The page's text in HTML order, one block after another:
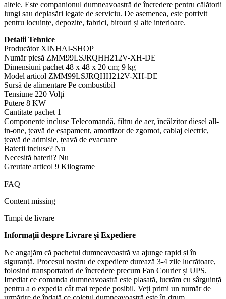
altele. Este companionul dumneavoastră de încredere pentru călătorii
lungi sau deplasări legate de serviciu. De asemenea, este potrivit
pentru locuințe, depozite, fabrici, birouri și alte interioare.
Detalii Tehnice
Producător ‎XINHAI-SHOP
Număr piesă ‎ZMM99LSJRQHH212V-XH-DE
Dimensiuni pachet ‎48 x 48 x 20 cm; 9 kg
Model articol ‎ZMM99LSJRQHH212V-XH-DE
Sursă de alimentare ‎Pe combustibil
Tensiune ‎220 Volți
Putere ‎8 KW
Cantitate pachet ‎1
Componente incluse ‎Telecomandă, filtru de aer, încălzitor diesel all-
in-one, țeavă de eșapament, amortizor de zgomot, cablaj electric,
țeavă de admisie, țeavă de evacuare
Baterii incluse? ‎Nu
Necesită baterii? ‎Nu
Greutate articol ‎9 Kilograme
FAQ
Content missing
Timpi de livrare
Informații despre Livrare și Expediere
Ne angajăm că pachetul dumneavoastră va ajunge rapid și în
siguranță. Procesul nostru de expediere durează 3-4 zile lucrătoare,
folosind transportatori de încredere precum Fan Courier și UPS.
Imediat ce comanda dumneavoastră este plasată, lucrăm cu sârguință
pentru a o expedia cât mai repede posibil. Veți primi un număr de